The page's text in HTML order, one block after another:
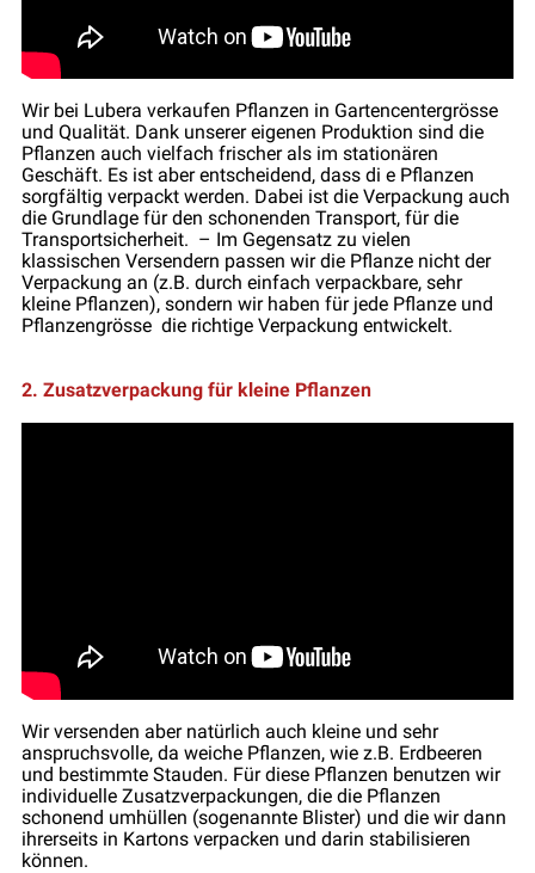
Wir bei Lubera verkaufen Pflanzen in Gartencentergrösse
und Qualität. Dank unserer eigenen Produktion sind die
Pflanzen auch vielfach frischer als im stationären
Geschäft. Es ist aber entscheidend, dass di e Pflanzen
sorgfältig verpackt werden. Dabei ist die Verpackung auch
die Grundlage für den schonenden Transport, für die
Transportsicherheit. – Im Gegensatz zu vielen
klassischen Versendern passen wir die Pflanze nicht der
Verpackung an (z.B. durch einfach verpackbare, sehr
kleine Pflanzen), sondern wir haben für jede Pflanze und
Pflanzengrösse die richtige Verpackung entwickelt.
2. Zusatzverpackung für kleine Pflanzen
Wir versenden aber natürlich auch kleine und sehr
anspruchsvolle, da weiche Pflanzen, wie z.B. Erdbeeren
und bestimmte Stauden. Für diese Pflanzen benutzen wir
individuelle Zusatzverpackungen, die die Pflanzen
schonend umhüllen (sogenannte Blister) und die wir dann
ihrerseits in Kartons verpacken und darin stabilisieren
können.